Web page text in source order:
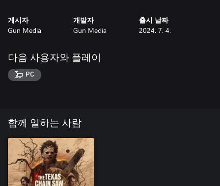
게시자
Gun Media
개발자
Gun Media
출시 날짜
2024. 7. 4.
다음 사용자와 플레이
PC
함께 일하는 사람